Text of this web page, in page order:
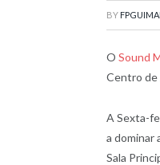
BY
O Sound
Centro de
A Sexta-
a dominar
Sala